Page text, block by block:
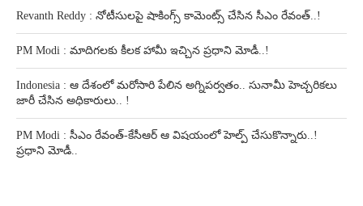
Revanth Reddy : నోటీసులపై షాకింగ్స్ కామెంట్స్ చేసిన సీఎం రేవంత్..!
PM Modi : మాదిగలకు కీలక హామీ ఇచ్చిన ప్రధాని మోడీ..!
Indonesia : ఆ దేశంలో మరోసారి పేలిన అగ్నిపర్వతం.. సునామీ హెచ్చరికలు
జారీ చేసిన అధికారులు.. !
PM Modi : సీఎం రేవంత్-కేసీఆర్ ఆ విషయంలో హెల్ప్ చేసుకొన్నారు..!
ప్రధాని మోడీ..